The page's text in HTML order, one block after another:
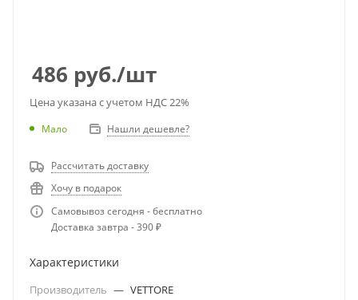
486 руб./шт
Цена указана с учетом НДС 22%
Мало Нашли дешевле?
Рассчитать доставку
Хочу в подарок
Самовывоз сегодня - бесплатно
Доставка завтра - 390 ₽
Характеристики
Производитель — VETTORE